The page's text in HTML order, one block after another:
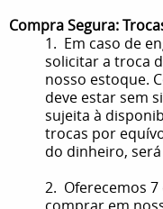
Compra Segura:
1. Em caso de
solicitar a troca
nosso estoque.
deve estar sem
sujeita à
trocas por
do dinheiro,
2. Oferecemos